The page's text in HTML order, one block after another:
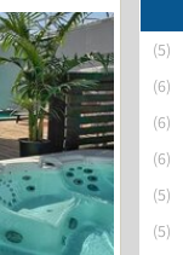
(5)
(6)
(6)
(6)
(5)
(5)